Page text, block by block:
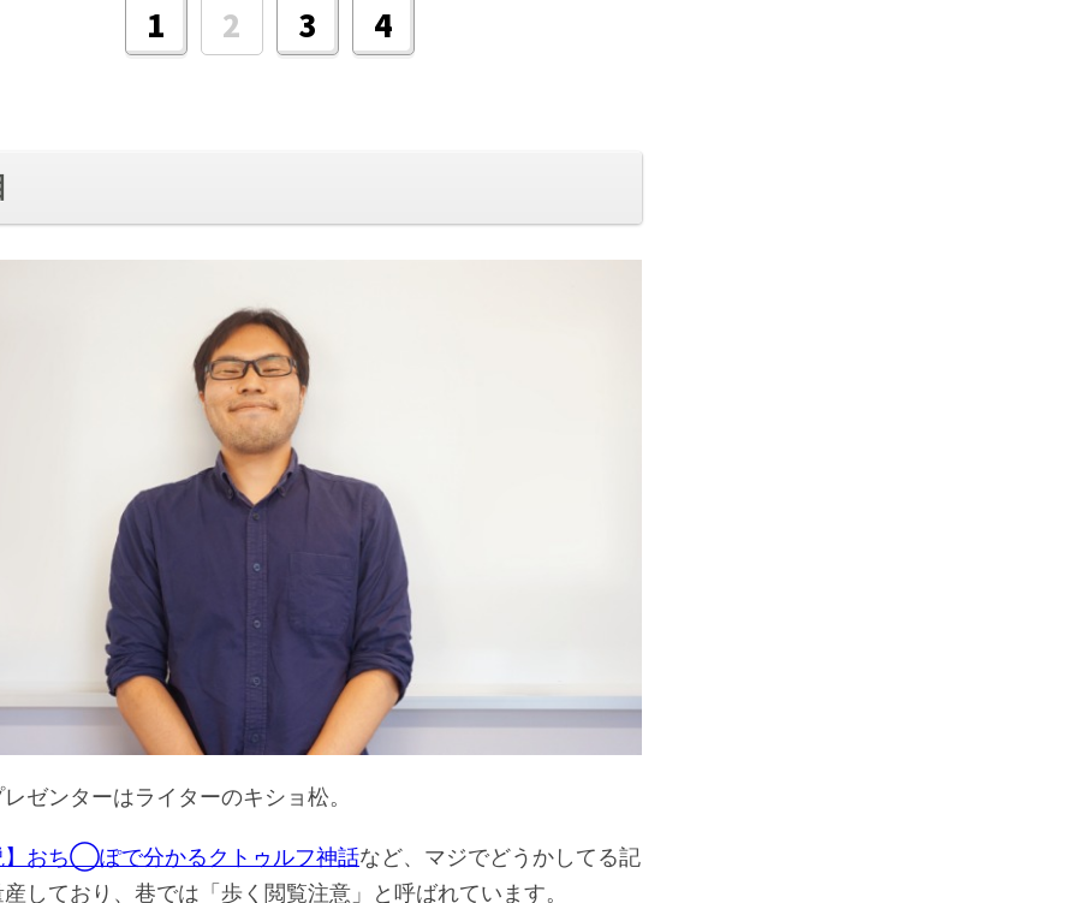
1 2 3 4
ゼンターはライターのキショ松。
】おち◯ぽで分かるクトゥルフ神話など、マジでどうかしてる記
しており、巷では「歩く閲覧注意」と呼ばれています。